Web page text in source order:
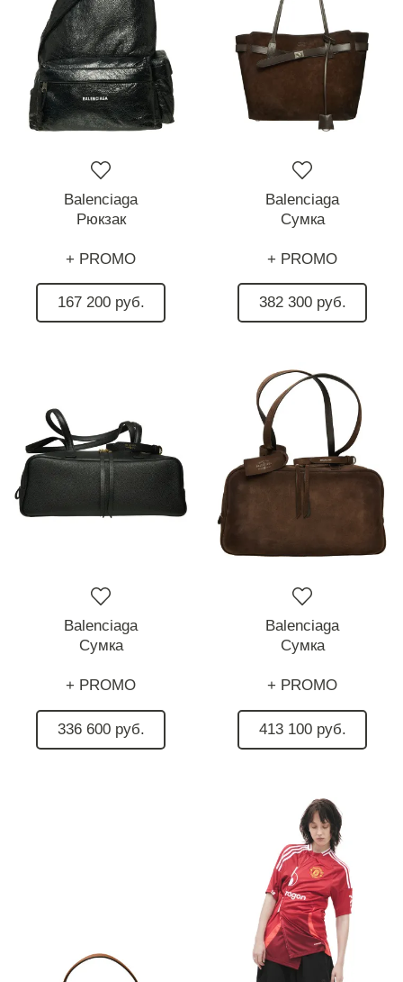
Balenciaga
Рюкзак
+ PROMO
167 200 руб.
Balenciaga
Сумка
+ PROMO
382 300 руб.
Balenciaga
Сумка
+ PROMO
336 600 руб.
Balenciaga
Сумка
+ PROMO
413 100 руб.